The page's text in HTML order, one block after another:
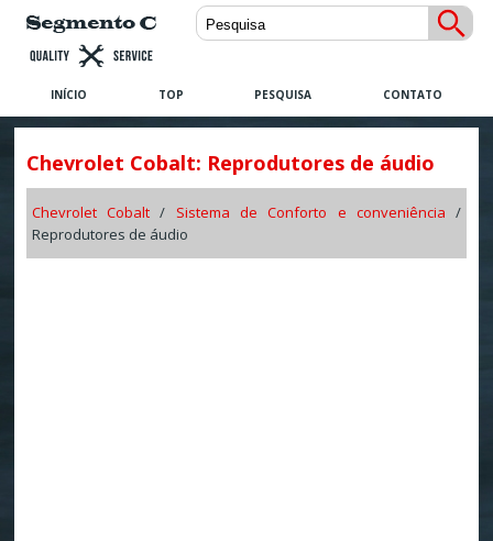
INÍCIO TOP PESQUISA CONTATO
Chevrolet Cobalt: Reprodutores de áudio
Chevrolet Cobalt / Sistema de Conforto e conveniência /
Reprodutores de áudio